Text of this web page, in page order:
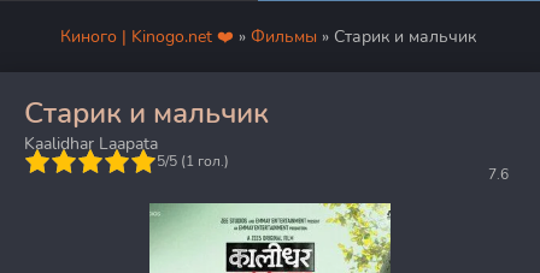
Киного | Kinogo.net ❤️ » Фильмы » Старик и мальчик
Старик и мальчик
Kaalidhar Laapata
7.6
5/5 (1 гол.)